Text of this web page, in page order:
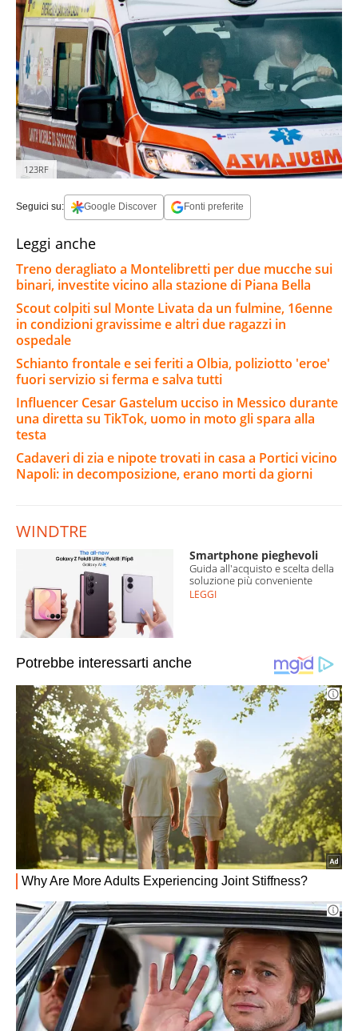
123RF
Seguici su: Google Discover Fonti preferite
Leggi anche
Treno deragliato a Montelibretti per due mucche sui
binari, investite vicino alla stazione di Piana Bella
Scout colpiti sul Monte Livata da un fulmine, 16enne
in condizioni gravissime e altri due ragazzi in
ospedale
Schianto frontale e sei feriti a Olbia, poliziotto 'eroe'
fuori servizio si ferma e salva tutti
Influencer Cesar Gastelum ucciso in Messico durante
una diretta su TikTok, uomo in moto gli spara alla
testa
Cadaveri di zia e nipote trovati in casa a Portici vicino
Napoli: in decomposizione, erano morti da giorni
WINDTRE
Smartphone pieghevoli
Guida all'acquisto e scelta della
soluzione più conveniente
LEGGI